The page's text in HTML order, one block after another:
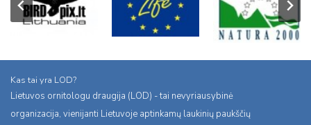
Kas tai yra LOD?
Lietuvos ornitologu draugija (LOD) - tai nevyriausybinė
organizacija, vienijanti Lietuvoje aptinkamų laukinių paukščių